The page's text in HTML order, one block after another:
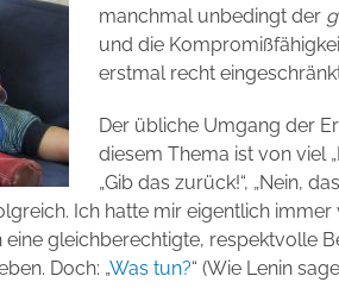
manchmal unbedingt der
und die
erstmal recht
Der übliche Umgang der
diesem Thema ist von viel
„Gib das zurück!“, „Nein,
Ich hatte mir eigentlich
gleichberechtigte, respektvolle
Doch: „Was tun?“ (Wie Lenin